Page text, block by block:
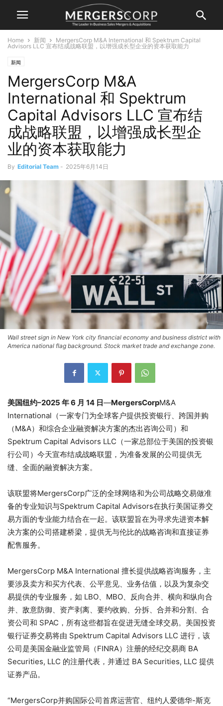
Home 新闻
MergersCorp M&A International 和 Spektrum Capital
Advisors LLC 宣布结成战略联盟，以增强成长型企业的资本获取能力
新闻
MergersCorp M&A
International 和 Spektrum
Capital Advisors LLC 宣布结
成战略联盟，以增强成长型企
业的资本获取能力
By Editorial Team - 2025年6月14日
Wall street sign in New York city financial economy and business district with
America national flag background. Stock market trade and exchange zone.
美国纽约–2025 年 6 月 14 日—MergersCorpM&A
International（一家专门为全球客户提供投资银行、跨国并购
（M&A）和综合企业融资解决方案的杰出咨询公司）和
Spektrum Capital Advisors LLC（一家总部位于美国的投资银
行公司）今天宣布结成战略联盟，为准备发展的公司提供无
缝、全面的融资解决方案。
该联盟将MergersCorp广泛的全球网络和为公司战略交易做准
备的专业知识与Spektrum Capital Advisors在执行美国证券交
易方面的专业能力结合在一起。该联盟旨在为寻求先进资本解
决方案的公司搭建桥梁，提供无与伦比的战略咨询和直接证券
配售服务。
MergersCorp M&A International 擅长提供战略咨询服务，主
要涉及卖方和买方代表、公平意见、业务估值，以及为复杂交
易提供的专业服务，如 LBO、MBO、反向合并、横向和纵向合
并、敌意防御、资产剥离、要约收购、分拆、合并和分割、合
资公司和 SPAC，所有这些都旨在促进无缝全球交易。美国投资
银行证券交易将由 Spektrum Capital Advisors LLC 进行，该
公司是美国金融业监管局（FINRA）注册的经纪交易商 BA
Securities, LLC 的注册代表，并通过 BA Securities, LLC 提供
证券产品。
“MergersCorp并购国际公司首席运营官、纽约人爱德华-斯克